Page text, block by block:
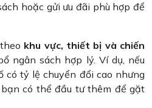
hoặc gửi ưu đãi phù hợp để
khu vực, thiết bị và chiến
ngân sách hợp lý. Ví dụ, nếu
tỷ lệ chuyển đổi cao nhưng
có thể đầu tư thêm để gặt